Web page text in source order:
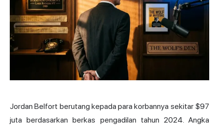
Jordan Belfort berutang kepada para korbannya sekitar $97
juta berdasarkan berkas pengadilan tahun 2024. Angka